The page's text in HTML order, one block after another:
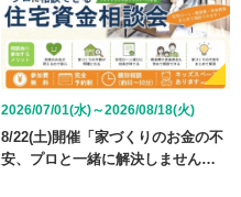
2026/07/01(水)～2026/08/18(火)
8/22(土)開催「家づくりのお金の不
安、プロと一緒に解決しません…